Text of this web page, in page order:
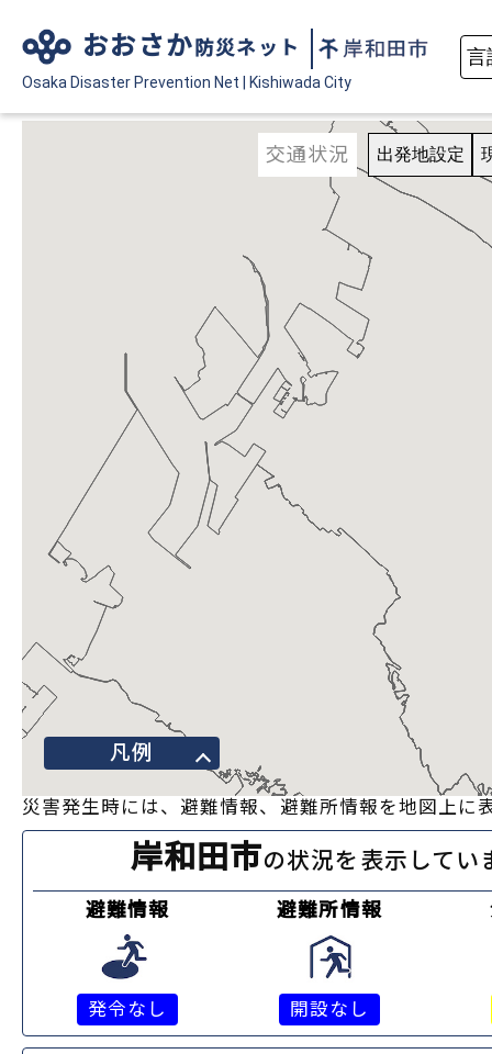
おおさか 防災ネット
Osaka Disaster Prevention Net Kishiwada City
交通状況 出発地設定
凡例
災害発生時には、避難情報、避難所情報を地図上に
岸和田市の状況を表示してい
避難情報
発令なし
避難所情報
開設なし